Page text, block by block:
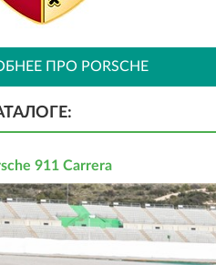
ПРО PORSCHE
911 Carrera